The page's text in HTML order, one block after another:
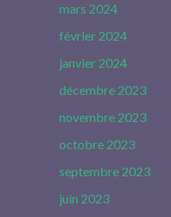
mars 2024
février 2024
janvier 2024
décembre 2023
novembre 2023
octobre 2023
septembre 2023
juin 2023